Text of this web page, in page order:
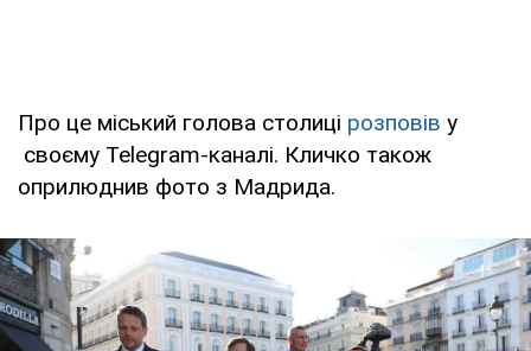
Про це міський голова столиці розповів у
своєму Telegram-каналі. Кличко також
оприлюднив фото з Мадрида.